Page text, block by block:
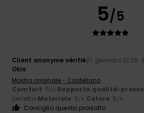
5/5
Client anonyme vérifié21. gennaio 2026
Okis
Mostra originale - Castellano
Comfort: 5/5 Rapporto qualità-prezzo
perfetta Materiale: 5/5 Colore: 5/5
Consiglio questo prodotto